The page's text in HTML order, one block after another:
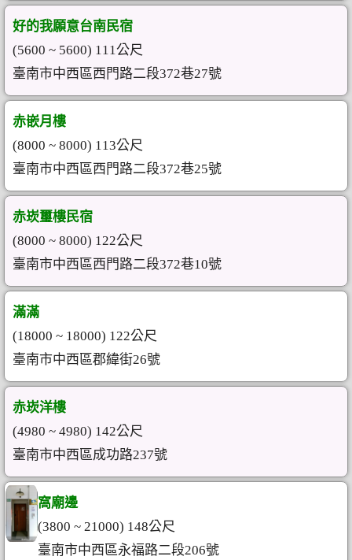
好的我願意台南民宿
(5600 ~ 5600) 111公尺
臺南市中西區西門路二段372巷27號
赤嵌月樓
(8000 ~ 8000) 113公尺
臺南市中西區西門路二段372巷25號
赤崁璽樓民宿
(8000 ~ 8000) 122公尺
臺南市中西區西門路二段372巷10號
滿滿
(18000 ~ 18000) 122公尺
臺南市中西區郡緯街26號
赤崁洋樓
(4980 ~ 4980) 142公尺
臺南市中西區成功路237號
窩廟邊
(3800 ~ 21000) 148公尺
臺南市中西區永福路二段206號